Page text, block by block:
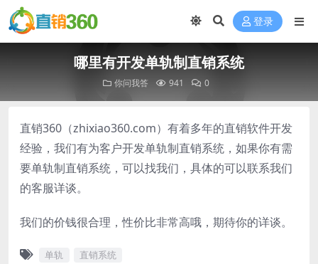
登录
哪里有开发单轨制直销系统
你问我答 941 0
直销360（zhixiao360.com）有着多年的直销软件开发
经验，我们有为客户开发单轨制直销系统，如果你有需
要单轨制直销系统，可以找我们，具体的可以联系我们
的客服详谈。
我们的价钱很合理，性价比非常高哦，期待你的详谈。
单轨 直销系统